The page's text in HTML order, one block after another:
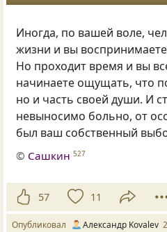
Иногда, по вашей воле,
жизни и вы
Но проходит время и вы
начинаете ощущать, что
но и часть своей души. И
невыносимо больно, от
был ваш собственный
© Сашкин 527
57 11
Опубликовал Александр Kovalev